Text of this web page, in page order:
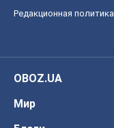
Редакционная политика
OBOZ.UA
Мир